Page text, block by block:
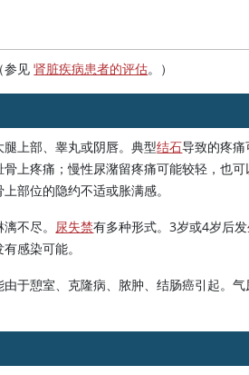
参见肾脏疾病患者的评估。）
上部、睾丸或阴唇。典型结石导致的疼
骨上疼痛；慢性尿潴留疼痛可能较轻，也可
部位的隐约不适或胀满感。
不尽。 尿失禁有多种形式。3岁或4岁后
感染可能。
于憩室、克隆病、脓肿、结肠癌引起。